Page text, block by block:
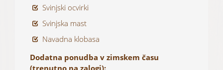
Svinjski ocvirki
Svinjska mast
Navadna klobasa
Dodatna ponudba v zimskem času
(trenutno na zalogi):